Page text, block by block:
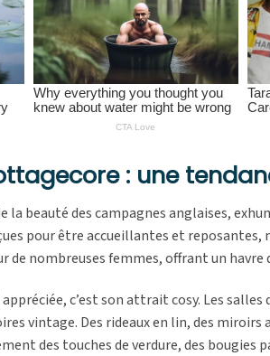
: une
la beauté des campagnes anglaises,
pour être accueillantes et
de nombreuses femmes, offrant un havre
c’est son attrait cosy. Les
vintage. Des rideaux en lin, des
des touches de verdure, des